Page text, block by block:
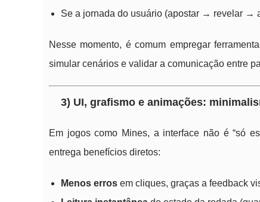
Se a jornada do usuário (apostar → revelar →
Nesse momento, é comum empregar
simular cenários e validar a comunicação entre
3) UI, grafismo e animações:
Em jogos como Mines, a interface não é “só
entrega benefícios diretos:
Menos erros em cliques, graças a feedback